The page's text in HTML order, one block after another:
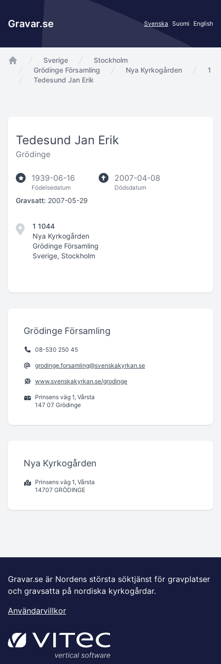
Gravar.se Svenska Suomi English
app.Start
Sverige
Stockholm
Grödinge Församling
Nya Kyrkogården
1
Tedesund Jan Erik
Tedesund Jan Erik
Grödinge
1939-06-16
Födelsedatum
2007-04-08
Dödsdatum
Gravsatt: 2007-05-29
1 1044
Nya Kyrkogården
Grödinge Församling
Sverige, Stockholm
Grödinge Församling
08-530 250 45
grodinge.forsamling@svenskakyrkan.se
www.svenskakyrkan.se/grodinge
Prinsens väg 1, Vårsta
147 07 Grödinge
Nya Kyrkogården
Prinsens väg 1, Vårsta
14707 GRÖDINGE
Gravar.se är Nordens största söktjänst för gravplatser
och gravsatta på nordiska kyrkogårdar.
Användarvillkor